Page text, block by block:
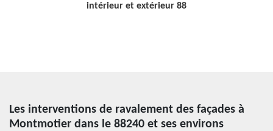
intérieur et extérieur 88
Les interventions de ravalement des façades à
Montmotier dans le 88240 et ses environs